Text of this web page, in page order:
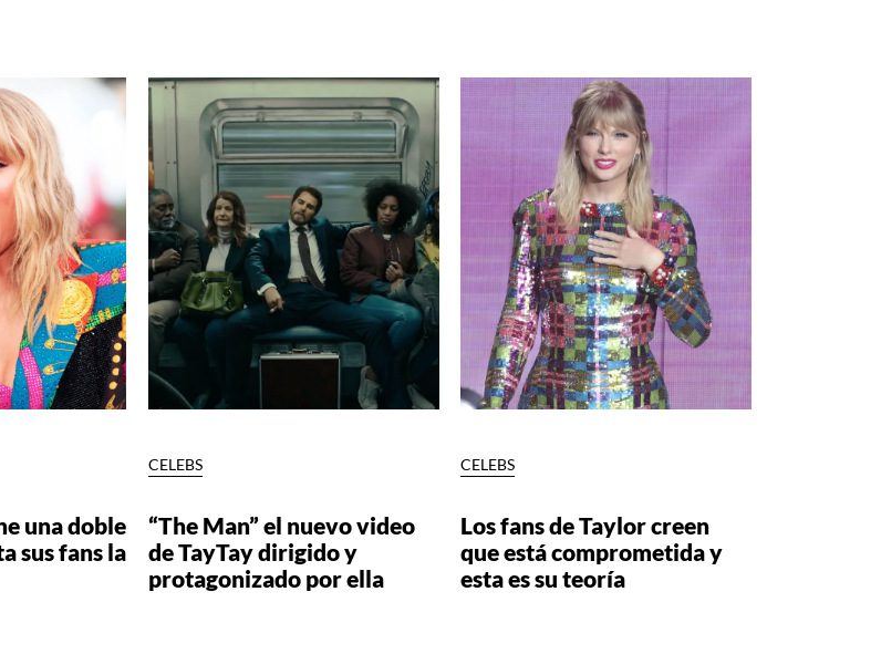
una doble
sus fans la
CELEBS
“The Man” el nuevo video
de TayTay dirigido y
protagonizado por ella
CELEBS
Los fans de Taylor creen
que está comprometida y
esta es su teoría